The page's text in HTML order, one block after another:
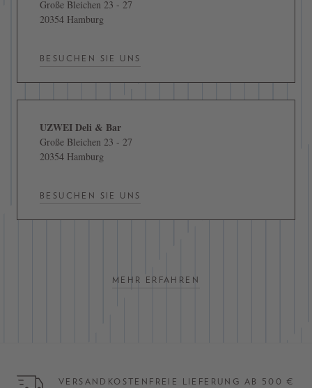
Große Bleichen 23 - 27
20354 Hamburg
BESUCHEN SIE UNS
UZWEI Deli & Bar
Große Bleichen 23 - 27
20354 Hamburg
BESUCHEN SIE UNS
MEHR ERFAHREN
VERSANDKOSTENFREIE LIEFERUNG AB 500 €